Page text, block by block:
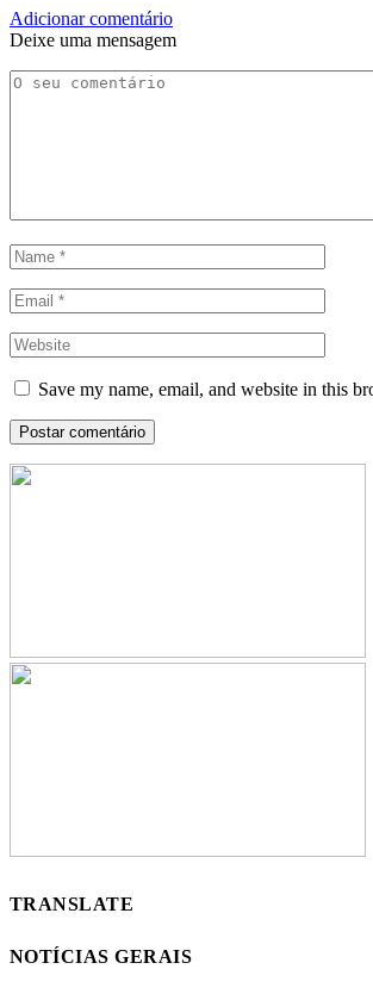
Adicionar comentário
Deixe uma mensagem
Save my name, email, and website in this
TRANSLATE
NOTÍCIAS GERAIS